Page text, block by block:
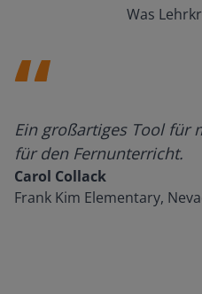
Was
Ein großartiges Tool für
für den Fernunterricht.
Carol Collack
Frank Kim Elementary,